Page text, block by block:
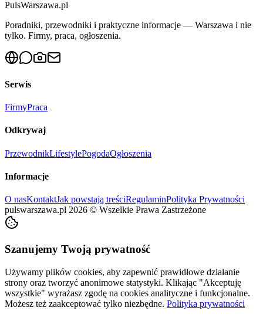
PulsWarszawa.pl
Poradniki, przewodniki i praktyczne informacje — Warszawa i nie
tylko. Firmy, praca, ogłoszenia.
Serwis
FirmyPraca
Odkrywaj
PrzewodnikLifestylePogodaOgłoszenia
Informacje
O nasKontaktJak powstają treściRegulaminPolityka Prywatności
pulswarszawa.pl 2026 © Wszelkie Prawa Zastrzeżone
Szanujemy Twoją prywatność
Używamy plików cookies, aby zapewnić prawidłowe działanie
strony oraz tworzyć anonimowe statystyki. Klikając "Akceptuję
wszystkie" wyrażasz zgodę na cookies analityczne i funkcjonalne.
Możesz też zaakceptować tylko niezbędne. Polityka prywatności